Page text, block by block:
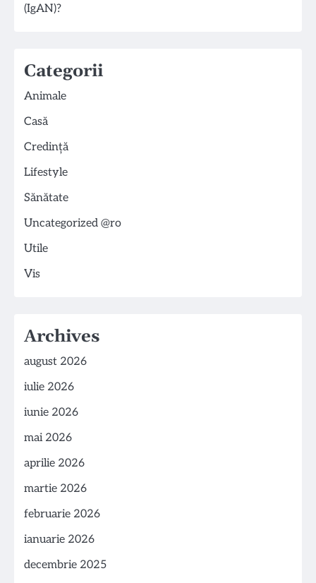
(IgAN)?
Categorii
Animale
Casă
Credință
Lifestyle
Sănătate
Uncategorized @ro
Utile
Vis
Archives
august 2026
iulie 2026
iunie 2026
mai 2026
aprilie 2026
martie 2026
februarie 2026
ianuarie 2026
decembrie 2025